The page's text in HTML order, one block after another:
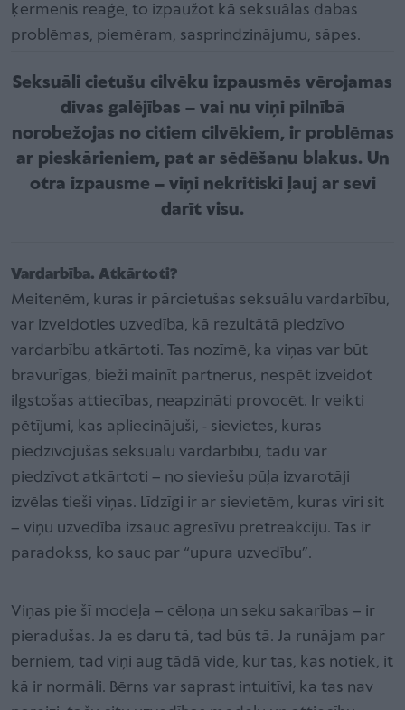
ķermenis reaģē, to izpaužot kā seksuālas dabas
problēmas, piemēram, sasprindzinājumu, sāpes.
Seksuāli cietušu cilvēku izpausmēs vērojamas
divas galējības – vai nu viņi pilnībā
norobežojas no citiem cilvēkiem, ir problēmas
ar pieskārieniem, pat ar sēdēšanu blakus. Un
otra izpausme – viņi nekritiski ļauj ar sevi
darīt visu.
Vardarbība. Atkārtoti?
Meitenēm, kuras ir pārcietušas seksuālu vardarbību,
var izveidoties uzvedība, kā rezultātā piedzīvo
vardarbību atkārtoti. Tas nozīmē, ka viņas var būt
bravurīgas, bieži mainīt partnerus, nespēt izveidot
ilgstošas attiecības, neapzināti provocēt. Ir veikti
pētījumi, kas apliecinājuši, - sievietes, kuras
piedzīvojušas seksuālu vardarbību, tādu var
piedzīvot atkārtoti – no sieviešu pūļa izvarotāji
izvēlas tieši viņas. Līdzīgi ir ar sievietēm, kuras vīri sit
– viņu uzvedība izsauc agresīvu pretreakciju. Tas ir
paradokss, ko sauc par “upura uzvedību”.
Viņas pie šī modeļa – cēloņa un seku sakarības – ir
pieradušas. Ja es daru tā, tad būs tā. Ja runājam par
bērniem, tad viņi aug tādā vidē, kur tas, kas notiek, it
kā ir normāli. Bērns var saprast intuitīvi, ka tas nav